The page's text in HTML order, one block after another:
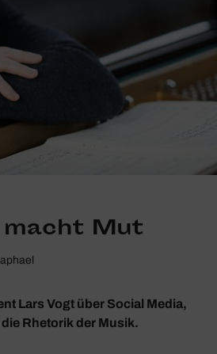
Mut
Lars Vogt über Social Media,
Rhetorik der Musik.